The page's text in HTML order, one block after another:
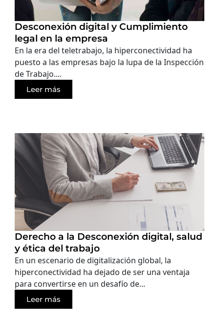
Desconexión digital y Cumplimiento
legal en la empresa
En la era del teletrabajo, la hiperconectividad ha
puesto a las empresas bajo la lupa de la Inspección
de Trabajo....
Leer más
Derecho a la Desconexión digital, salud
y ética del trabajo
En un escenario de digitalización global, la
hiperconectividad ha dejado de ser una ventaja
para convertirse en un desafío de...
Leer más